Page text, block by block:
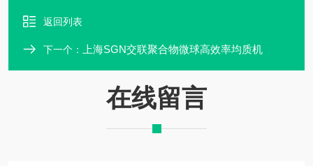
返回列表
下一个： 上海SGN交联聚合物微球高效率均质机
在线留言